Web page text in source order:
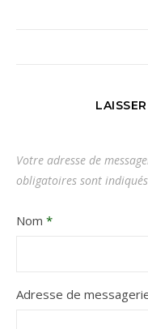
Votre adresse de
obligatoires sont
Nom *
Adresse de